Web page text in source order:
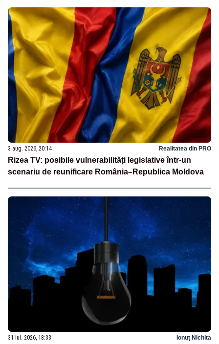
3 aug. 2026, 20:14 Realitatea din PRO
Rizea TV: posibile vulnerabilități legislative într-un
scenariu de reunificare România–Republica Moldova
31 iul. 2026, 18:33 Ionuț Nichita